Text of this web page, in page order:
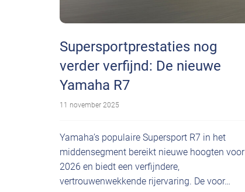
Supersportprestaties nog
verder verfijnd: De nieuwe
Yamaha R7
11 november 2025
Yamaha’s populaire Supersport R7 in het
middensegment bereikt nieuwe hoogten voor
2026 en biedt een verfijndere,
vertrouwenwekkende rijervaring. De voor…